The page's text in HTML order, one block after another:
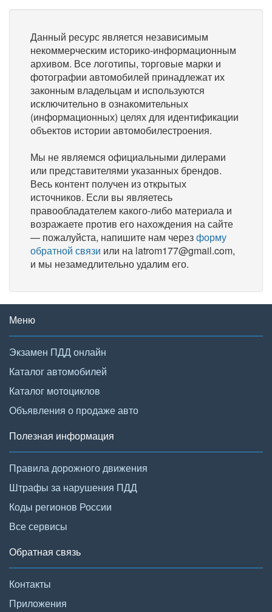
Данный ресурс является независимым
некоммерческим историко-информационным
архивом. Все логотипы, торговые марки и
фотографии автомобилей принадлежат их
законным владельцам и используются
исключительно в ознакомительных
(информационных) целях для идентификации
объектов истории автомобилестроения.
Мы не являемся официальными дилерами
или представителями указанных брендов.
Весь контент получен из открытых
источников. Если вы являетесь
правообладателем какого-либо материала и
возражаете против его нахождения на сайте
— пожалуйста, напишите нам черезформу
обратной связи или на latrom177@gmail.com,
и мы незамедлительно удалим его.
Меню
Экзамен ПДД онлайн
Каталог автомобилей
Каталог мотоциклов
Объявления о продаже авто
Полезная информация
Правила дорожного движения
Штрафы за нарушения ПДД
Коды регионов России
Все сервисы
Обратная связь
Контакты
Приложения